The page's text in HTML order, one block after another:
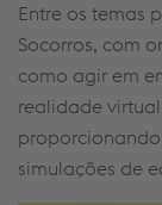
Entre os temas
Socorros, com
como agir em
realidade
simulações de